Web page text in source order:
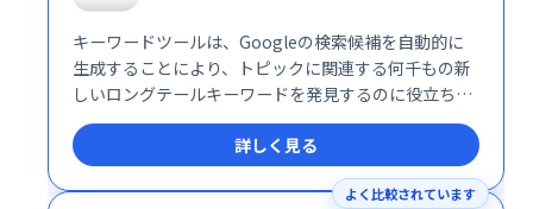
キーワードツールは、Googleの検索候補を自動的に
生成することにより、トピックに関連する何千もの新
しいロングテールキーワードを発見するのに役立ちま
す。キーワードの提案は、選択したGoogleドメインと
言語に基づいて作成されます。
詳しく見る
よく比較されています